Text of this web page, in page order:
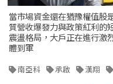
當市場資金還在猶豫權值股
質營收爆發力與政策紅利的
震盪格局，大戶正在進行激
體到軍
南亞科 承啟 漢翔